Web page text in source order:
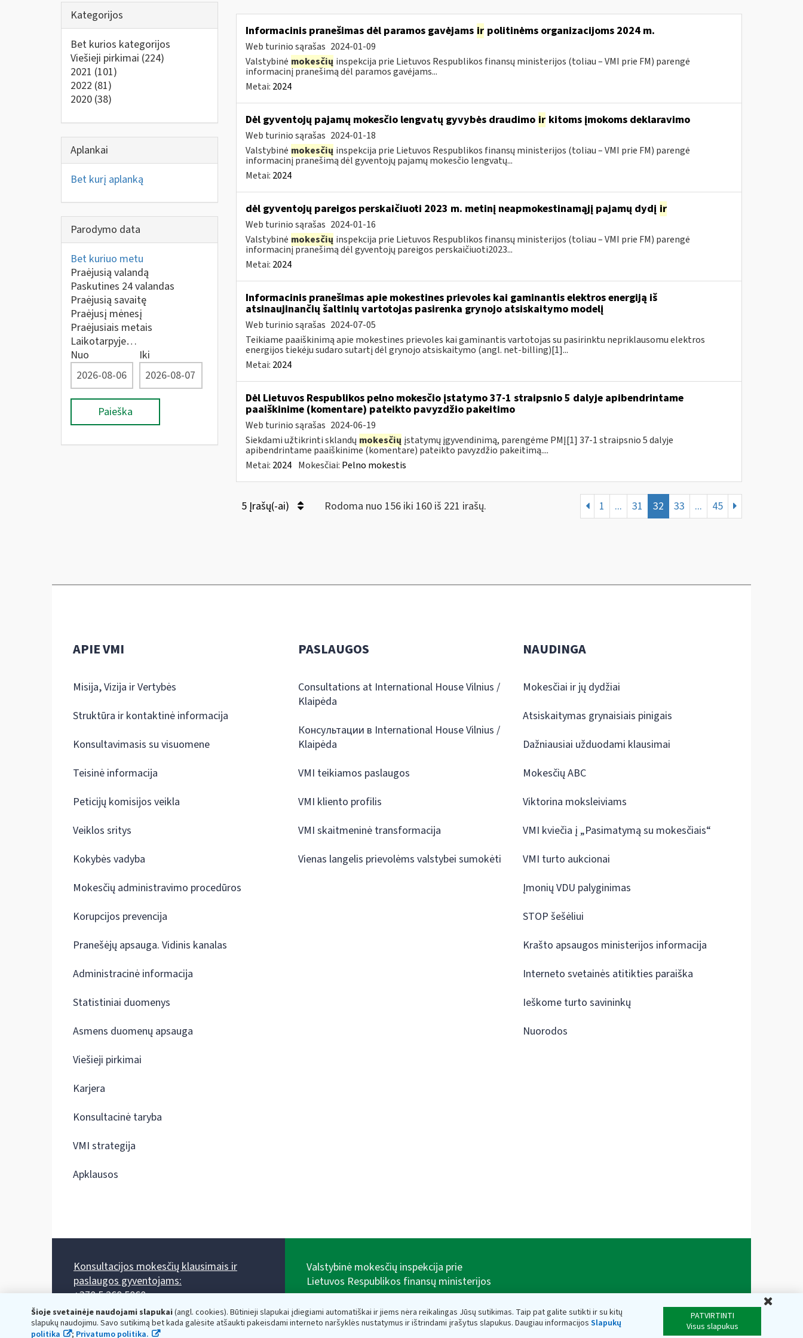
Kategorijos
Bet kurios kategorijos
Viešieji pirkimai (224)
2021 (101)
2022 (81)
2020 (38)
Aplankai
Bet kurį aplanką
Parodymo data
Bet kuriuo metu
Praėjusią valandą
Paskutines 24 valandas
Praėjusią savaitę
Praėjusį mėnesį
Praėjusiais metais
Laikotarpyje…
Nuo
Iki
Paieška
Informacinis pranešimas dėl paramos gavėjams irpolitinėms organizacijoms 2024 m.
Web turinio sąrašas 2024-01-09
Valstybinė mokesčių inspekcija prie Lietuvos Respublikos finansų ministerijos (toliau – VMI prie FM) parengė
informacinį pranešimą dėl paramos gavėjams...
Metai: 2024
Dėl gyventojų pajamų mokesčio lengvatų gyvybės draudimo irkitoms įmokoms deklaravimo
Web turinio sąrašas 2024-01-18
Valstybinė mokesčių inspekcija prie Lietuvos Respublikos finansų ministerijos (toliau – VMI prie FM) parengė
informacinį pranešimą dėl gyventojų pajamų mokesčio lengvatų...
Metai: 2024
dėl gyventojų pareigos perskaičiuoti 2023 m. metinį neapmokestinamąjį pajamų dydį ir
Web turinio sąrašas 2024-01-16
Valstybinė mokesčių inspekcija prie Lietuvos Respublikos finansų ministerijos (toliau – VMI prie FM) parengė
informacinį pranešimą dėl gyventojų pareigos perskaičiuoti2023...
Metai: 2024
Informacinis pranešimas apie mokestines prievoles kai gaminantis elektros energiją iš
atsinaujinančių šaltinių vartotojas pasirenka grynojo atsiskaitymo modelį
Web turinio sąrašas 2024-07-05
Teikiame paaiškinimą apie mokestines prievoles kai gaminantis vartotojas su pasirinktu nepriklausomu elektros
energijos tiekėju sudaro sutartį dėl grynojo atsiskaitymo (angl. net-billing)[1]...
Metai: 2024
Dėl Lietuvos Respublikos pelno mokesčio įstatymo 37-1 straipsnio 5 dalyje apibendrintame
paaiškinime (komentare) pateikto pavyzdžio pakeitimo
Web turinio sąrašas 2024-06-19
Siekdami užtikrinti sklandų mokesčių įstatymų įgyvendinimą, parengėme PMĮ[1] 37-1 straipsnio 5 dalyje
apibendrintame paaiškinime (komentare) pateikto pavyzdžio pakeitimą....
Metai: 2024 Mokesčiai: Pelno mokestis
5 Įrašų(-ai) Rodoma nuo 156 iki 160 iš 221 irašų. 1 ... 31 32 33 ... 45
Šioje svetainėje naudojami slapukai(angl. cookies). Būtinieji slapukai įdiegiami automatiškai ir jiems nėra reikalingas Jūsų sutikimas. Taip pat galite sutikti ir su kitų
slapukų naudojimu. Savo sutikimą bet kada galėsite atšaukti pakeisdami interneto naršyklės nustatymus ir ištrindami įrašytus slapukus. Daugiau informacijos Slapukų
politika
; Privatumo politika.
PATVIRTINTI
Visus slapukus
APIE VMI
Misija, Vizija ir Vertybės
Struktūra ir kontaktinė informacija
Konsultavimasis su visuomene
Teisinė informacija
Peticijų komisijos veikla
Veiklos sritys
Kokybės vadyba
Mokesčių administravimo procedūros
Korupcijos prevencija
Pranešėjų apsauga. Vidinis kanalas
Administracinė informacija
Statistiniai duomenys
Asmens duomenų apsauga
Viešieji pirkimai
Karjera
Konsultacinė taryba
VMI strategija
Apklausos
PASLAUGOS
Consultations at International House Vilnius /
Klaipėda
Консультации в International House Vilnius /
Klaipėda
VMI teikiamos paslaugos
VMI kliento profilis
VMI skaitmeninė transformacija
Vienas langelis prievolėms valstybei sumokėti
NAUDINGA
Mokesčiai ir jų dydžiai
Atsiskaitymas grynaisiais pinigais
Dažniausiai užduodami klausimai
Mokesčių ABC
Viktorina moksleiviams
VMI kviečia į „Pasimatymą su mokesčiais“
VMI turto aukcionai
Įmonių VDU palyginimas
STOP šešėliui
Krašto apsaugos ministerijos informacija
Interneto svetainės atitikties paraiška
Ieškome turto savininkų
Nuorodos
Konsultacijos mokesčių klausimais ir
paslaugos gyventojams:
+370 5 260 5060
Darbo laikas: I-IV 8.00-17.00, V 8.00-15.45.
Prieššventinę dieną - viena valanda trumpiau.
Kiekvieno mėnesio antrą penktadienį 8.00 val. - 12.00 val.
Valstybinė mokesčių inspekcija prie
Lietuvos Respublikos finansų ministerijos
adresas: Vasario 16-osios g. 14, 01107 Vilnius, Lietuva,
el.paštas:vmi@vmi.lt, E. pristatymo dėžutės adresas